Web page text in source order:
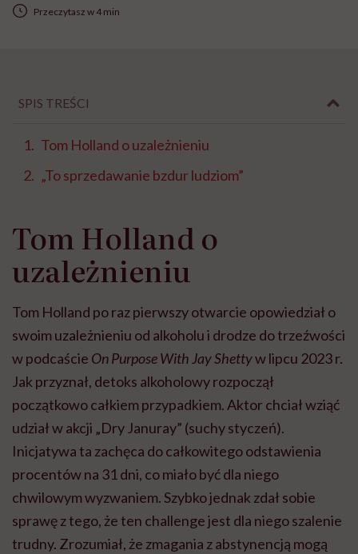
Przeczytasz w 4 min
SPIS TREŚCI
Tom Holland o uzależnieniu
„To sprzedawanie bzdur ludziom”
Tom Holland o
uzależnieniu
Tom Holland po raz pierwszy otwarcie opowiedział o
swoim uzależnieniu od alkoholu i drodze do trzeźwości
w podcaście On Purpose With Jay Shettyw lipcu 2023 r.
Jak przyznał, detoks alkoholowy rozpoczął
początkowo całkiem przypadkiem. Aktor chciał wziąć
udział w akcji „Dry Januray” (suchy styczeń).
Inicjatywa ta zachęca do całkowitego odstawienia
procentów na 31 dni, co miało być dla niego
chwilowym wyzwaniem. Szybko jednak zdał sobie
sprawę z tego, że ten challenge jest dla niego szalenie
trudny. Zrozumiał, że zmagania z abstynencją mogą